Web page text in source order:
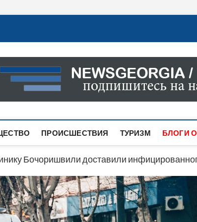
Грузии
АКТУАЛЬНАЯ ИНФОРМАЦИЯ О СОБЫТИЯХ
ВЫ НАЙДЕТЕ НОВОСТИ ПОЛИТИКИ,
ПРОИСШЕСТВИЯ ТУРИЗМ БЛОГИ
Бочоришвили доставили